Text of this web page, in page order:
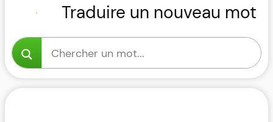
Traduire un nouveau mot